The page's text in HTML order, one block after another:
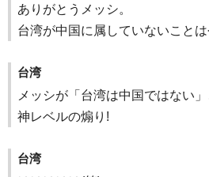
ありがとうメッシ。
台湾が中国に属していないこと
台湾
メッシが「台湾は中国ではない
神レベルの煽り!
台湾